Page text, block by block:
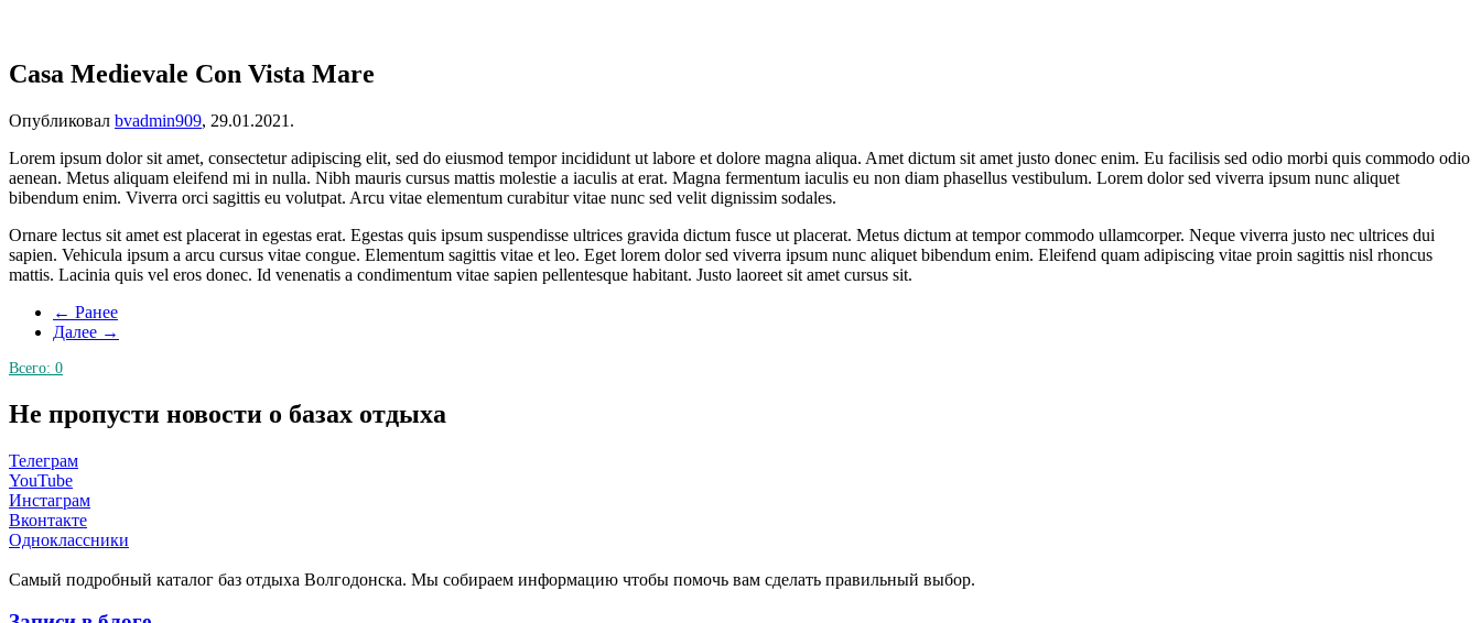
Casa Medievale Con Vista Mare
Опубликовал bvadmin909, 29.01.2021 .
Lorem ipsum dolor sit amet, consectetur adipiscing elit, sed do eiusmod tempor incididunt ut labore et dolore magna aliqua. Amet dictum sit amet justo donec enim. Eu facilisis sed odio morbi quis commodo odio
aenean. Metus aliquam eleifend mi in nulla. Nibh mauris cursus mattis molestie a iaculis at erat. Magna fermentum iaculis eu non diam phasellus vestibulum. Lorem dolor sed viverra ipsum nunc aliquet
bibendum enim. Viverra orci sagittis eu volutpat. Arcu vitae elementum curabitur vitae nunc sed velit dignissim sodales.
Ornare lectus sit amet est placerat in egestas erat. Egestas quis ipsum suspendisse ultrices gravida dictum fusce ut placerat. Metus dictum at tempor commodo ullamcorper. Neque viverra justo nec ultrices dui
sapien. Vehicula ipsum a arcu cursus vitae congue. Elementum sagittis vitae et leo. Eget lorem dolor sed viverra ipsum nunc aliquet bibendum enim. Eleifend quam adipiscing vitae proin sagittis nisl rhoncus
mattis. Lacinia quis vel eros donec. Id venenatis a condimentum vitae sapien pellentesque habitant. Justo laoreet sit amet cursus sit.
← Ранее
Далее →
Всего: 0
Не пропусти новости о базах отдыха
Телеграм
YouTube
Инстаграм
Вконтакте
Одноклассники
Cамый подробный каталог баз отдыха Волгодонска. Мы собираем информацию чтобы помочь вам сделать правильный выбор.